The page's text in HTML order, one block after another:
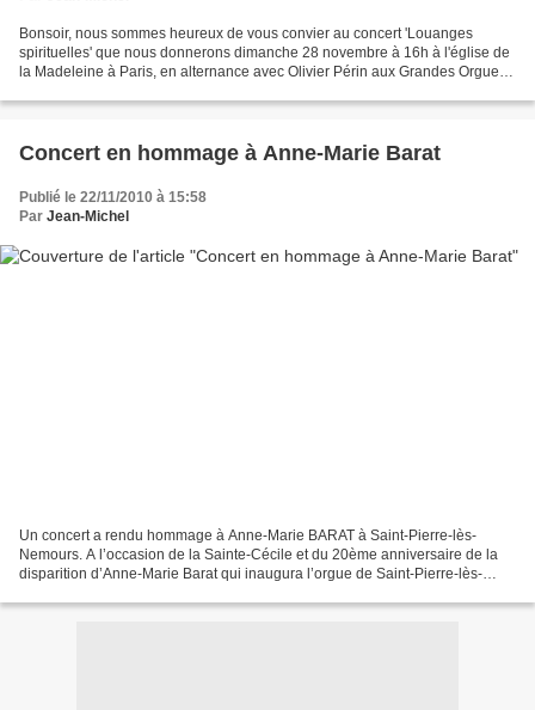
Bonsoir, nous sommes heureux de vous convier au concert 'Louanges
spirituelles' que nous donnerons dimanche 28 novembre à 16h à l'église de
la Madeleine à Paris, en alternance avec Olivier Périn aux Grandes Orgues,
Concert en hommage à Anne-Marie Barat
Publié le 22/11/2010 à 15:58
Par Jean-Michel
Un concert a rendu hommage à Anne-Marie BARAT à Saint-Pierre-lès-
Nemours. A l’occasion de la Sainte-Cécile et du 20ème anniversaire de la
disparition d’Anne-Marie Barat qui inaugura l’orgue de Saint-Pierre-lès-